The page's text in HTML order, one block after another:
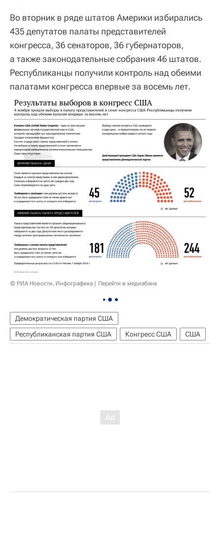
Во вторник в ряде штатов Америки избирались
435 депутатов палаты представителей
конгресса, 36 сенаторов, 36 губернаторов,
а также законодательные собрания 46 штатов.
Республиканцы получили контроль над обеими
палатами конгресса впервые за восемь лет.
© РИА Новости, Инфографика Перейти в медиабанк
Демократическая партия США
Республиканская партия США
Конгресс США США